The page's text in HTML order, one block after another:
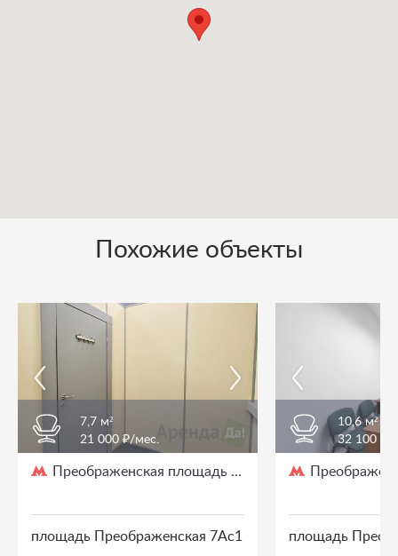
Похожие объекты
7,7 м²
21 000 ₽/мес.
Преображенская площадь / 3 мин. пешком
площадь Преображенская 7Ас1
10,6 м²
32 100 ₽/
площадь